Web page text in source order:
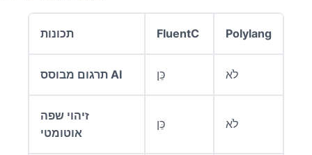
תכונות FluentC Polylang
תרגום מבוסס AI כֵּן לֹא
זיהוי שפה
אוטומטי
כֵּן לֹא